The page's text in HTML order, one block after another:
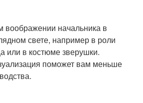
воображении начальника в
свете, например в роли
или в костюме зверушки.
поможет вам меньше